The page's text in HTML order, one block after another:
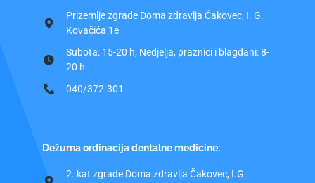
Prizemlje zgrade Doma zdravlja Čakovec, I. G.
Kovačića 1e
Subota: 15-20 h; Nedjelja, praznici i blagdani: 8-
20 h
040/372-301
Dežurna ordinacija dentalne medicine:
2. kat zgrade Doma zdravlja Čakovec, I.G.